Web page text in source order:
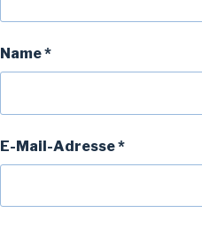
Name*
E-Mail-Adresse*